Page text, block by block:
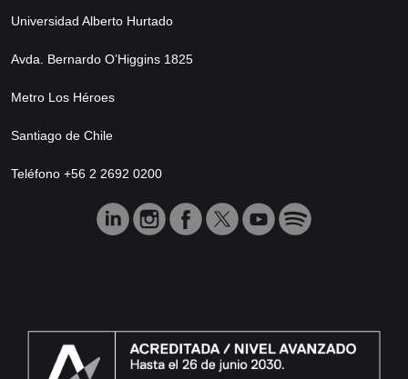
Universidad Alberto Hurtado
Avda. Bernardo O’Higgins 1825
Metro Los Héroes
Santiago de Chile
Teléfono +56 2 2692 0200